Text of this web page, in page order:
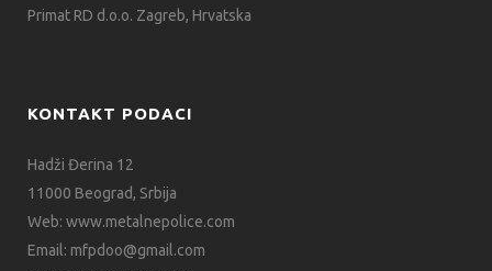
Primat RD d.o.o. Zagreb, Hrvatska
KONTAKT PODACI
Hadži Đerina 12
11000 Beograd, Srbija
Web: www.metalnepolice.com
Email: mfpdoo@gmail.com